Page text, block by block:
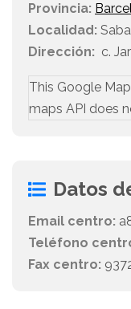
Provincia:
Localidad:
Dirección: c.
This Google
maps API does
Datos
Email centro:
Teléfono
Fax centro: